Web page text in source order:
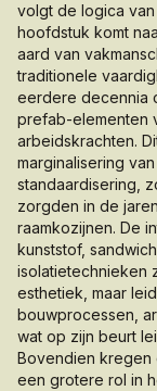
volgt de logica van
hoofdstuk komt
aard van
traditionele
eerdere decennia
prefab-elementen
arbeidskrachten.
marginalisering
standaardisering,
zorgden in de
raamkozijnen. De
kunststof,
isolatietechnieken
esthetiek, maar
bouwprocessen,
wat op zijn beurt
Bovendien
een grotere rol in